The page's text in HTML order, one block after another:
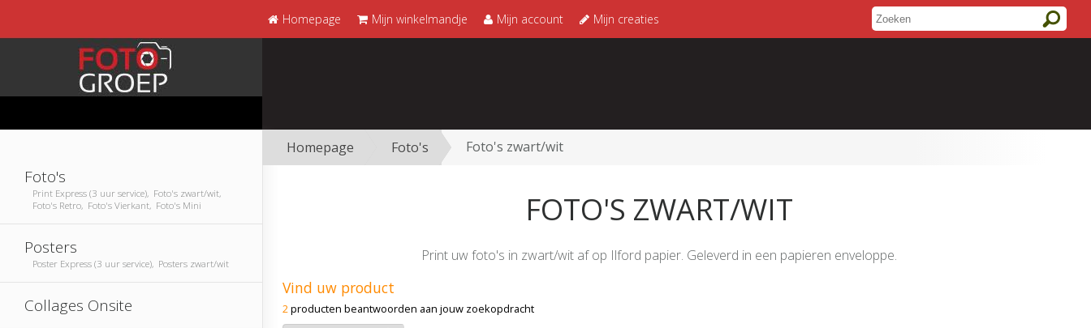
Homepage Mijn winkelmandje Mijn account Mijn creaties
Foto's
Print Express (3 uur service), Foto's zwart/wit,
Foto's Retro, Foto's Vierkant, Foto's Mini
Posters
Poster Express (3 uur service), Posters zwart/wit
Collages Onsite
Homepage Foto's Foto's zwart/wit
FOTO'S ZWART/WIT
Print uw foto's in zwart/wit af op Ilford papier. Geleverd in een papieren enveloppe.
Vind uw product
2producten beantwoorden aan jouw zoekopdracht